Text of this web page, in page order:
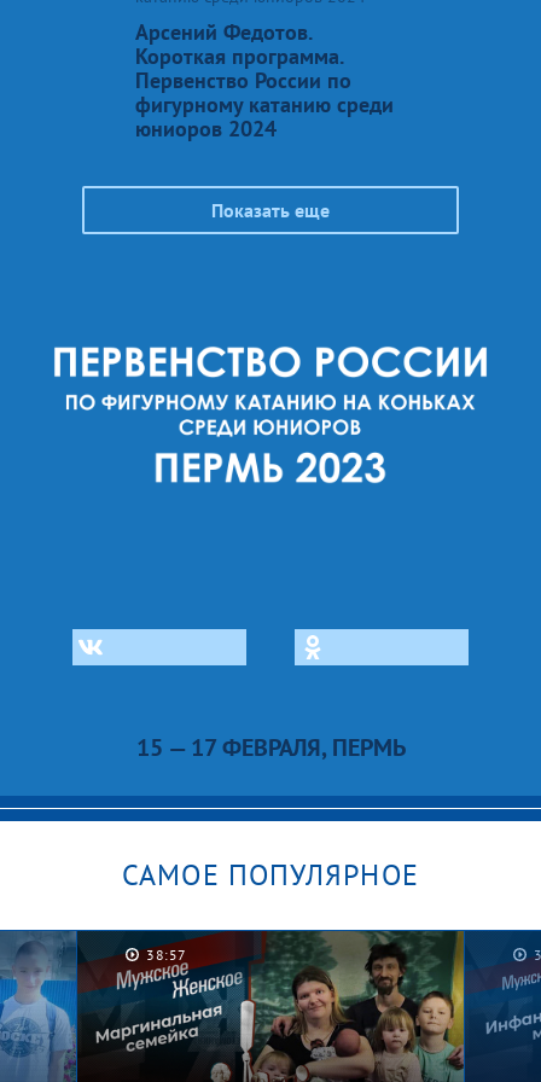
Арсений Федотов.
Короткая программа.
Первенство России по
фигурному катанию среди
юниоров 2024
Показать еще
15 — 17 ФЕВРАЛЯ, ПЕРМЬ
САМОЕ ПОПУЛЯРНОЕ
38:57